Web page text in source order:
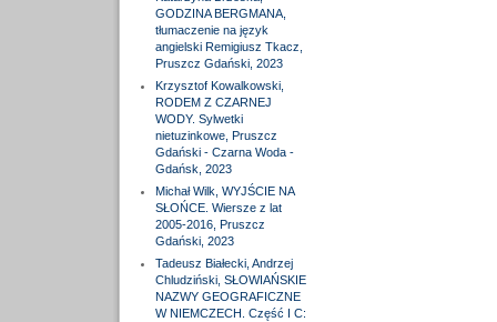
GODZINA BERGMANA,
tłumaczenie na język
angielski Remigiusz Tkacz,
Pruszcz Gdański, 2023
Krzysztof Kowalkowski,
RODEM Z CZARNEJ
WODY. Sylwetki
nietuzinkowe, Pruszcz
Gdański - Czarna Woda -
Gdańsk, 2023
Michał Wilk, WYJŚCIE NA
SŁOŃCE. Wiersze z lat
2005-2016, Pruszcz
Gdański, 2023
Tadeusz Białecki, Andrzej
Chludziński, SŁOWIAŃSKIE
NAZWY GEOGRAFICZNE
W NIEMCZECH. Część I C: